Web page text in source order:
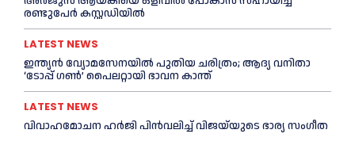
രണ്ടുപേര്‍ കസ്റ്റഡിയില്‍
LATEST NEWS
ഇന്ത്യൻ വ്യോമസേനയില്‍ പുതിയ ചരിത്രം; ആദ്യ വനിതാ
‘ടോപ്പ് ഗണ്‍’ പൈലറ്റായി ഭാവന കാന്ത്
LATEST NEWS
വിവാഹമോചന ഹര്‍ജി പിൻവലിച്ച്‌ വിജയ്‌യുടെ ഭാര്യ സംഗീത